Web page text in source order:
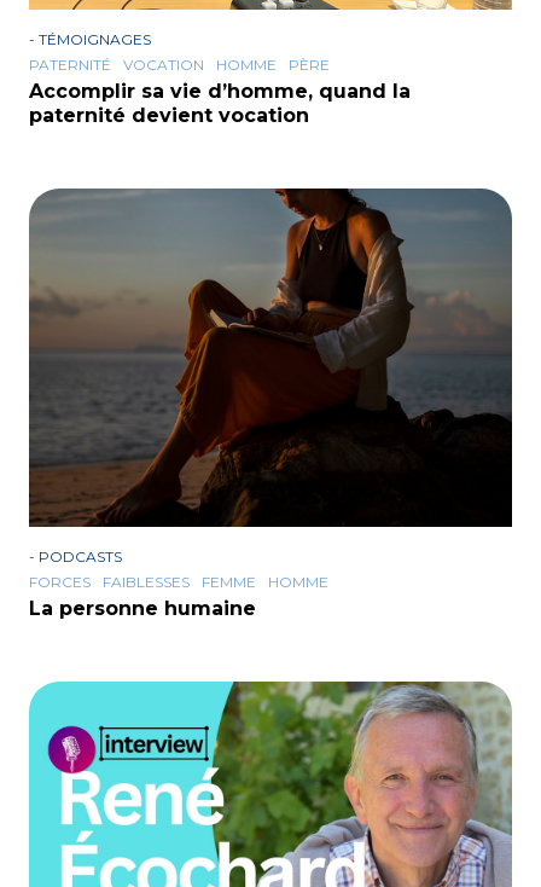
- TÉMOIGNAGES
PATERNITÉ
VOCATION HOMME PÈRE
Accomplir sa vie d’homme, quand la
paternité devient vocation
- PODCASTS
FORCES
FAIBLESSES FEMME HOMME
La personne humaine